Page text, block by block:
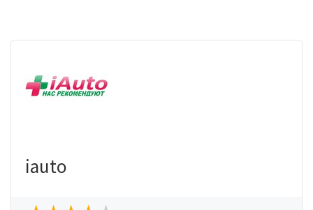
iauto